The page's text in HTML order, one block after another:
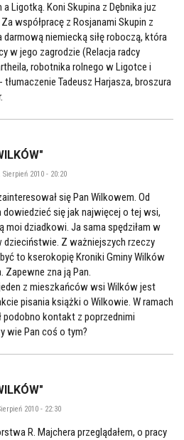
Ligotką. Koni Skupina z Dębnika juz
współpracę z Rosjanami Skupin z
darmową niemiecką siłę roboczą, która
w jego zagrodzie (Relacja radcy
robotnika rolnego w Ligotce i
tłumaczenie Tadeusz Harjasza, broszura
Sierpień 2010 - 20:20
się Pan Wilkowem. Od
się jak najwięcej o tej wsi,
moi dziadkowi. Ja sama spędziłam w
Z ważniejszych rzeczy
to kserokopię Kroniki Gminy Wilków
Zapewne zna ją Pan.
z mieszkańców wsi Wilków jest
pisania książki o Wilkowie. W ramach
podobno kontakt z poprzednimi
wie Pan coś o tym?
2010 - 22:30
R. Majchera przeglądałem, o pracy